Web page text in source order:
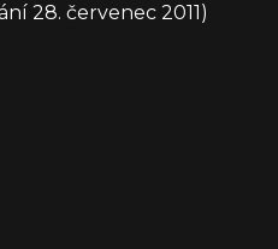
28. červenec 2011)